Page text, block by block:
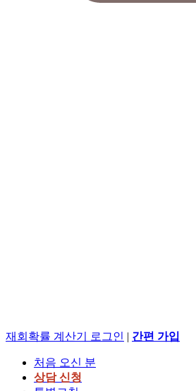
재회확률 계산기 로그인 | 간편 가입
처음 오신 분
상담 신청